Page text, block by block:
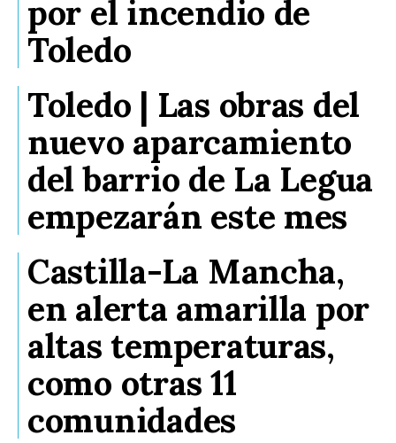
por el incendio de
Toledo
Toledo | Las obras del
nuevo aparcamiento
del barrio de La Legua
empezarán este mes
Castilla-La Mancha,
en alerta amarilla por
altas temperaturas,
como otras 11
comunidades